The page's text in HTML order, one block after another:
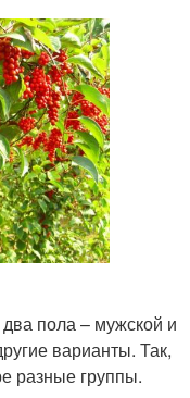
пола – мужской и
варианты. Так,
разные группы.